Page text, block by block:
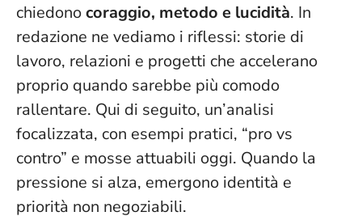
chiedonocoraggio, metodo e lucidità. In
redazione ne vediamo i riflessi: storie di
lavoro, relazioni e progetti che accelerano
proprio quando sarebbe più comodo
rallentare. Qui di seguito, un’analisi
focalizzata, con esempi pratici, “pro vs
contro” e mosse attuabili oggi. Quando la
pressione si alza, emergono identità e
priorità non negoziabili.